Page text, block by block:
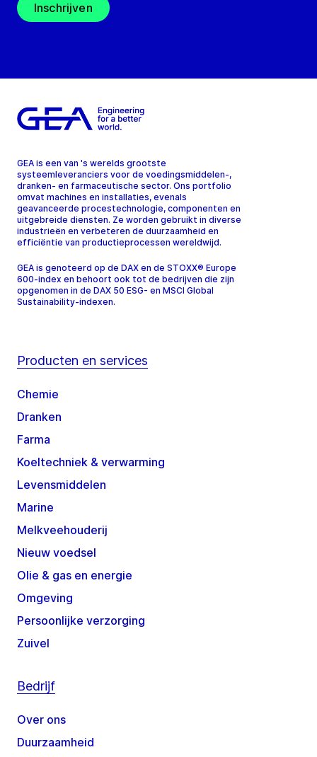
Inschrijven
GEA is een van 's werelds grootste
systeemleveranciers voor de voedingsmiddelen-,
dranken- en farmaceutische sector. Ons portfolio
omvat machines en installaties, evenals
geavanceerde procestechnologie, componenten en
uitgebreide diensten. Ze worden gebruikt in diverse
industrieën en verbeteren de duurzaamheid en
efficiëntie van productieprocessen wereldwijd.
GEA is genoteerd op de DAX en de STOXX® Europe
600-index en behoort ook tot de bedrijven die zijn
opgenomen in de DAX 50 ESG- en MSCI Global
Sustainability-indexen.
Producten en services
Chemie
Dranken
Farma
Koeltechniek & verwarming
Levensmiddelen
Marine
Melkveehouderij
Nieuw voedsel
Olie & gas en energie
Omgeving
Persoonlijke verzorging
Zuivel
Bedrijf
Over ons
Duurzaamheid